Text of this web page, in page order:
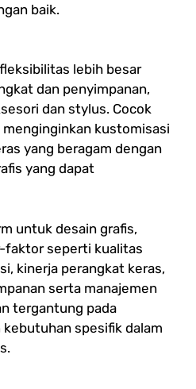
baik.
lebih besar
dan penyimpanan,
dan stylus. Cocok
kustomisasi
yang beragam dengan
yang dapat
untuk desain grafis,
seperti kualitas
kinerja perangkat keras,
serta manajemen
tergantung pada
spesifik dalam